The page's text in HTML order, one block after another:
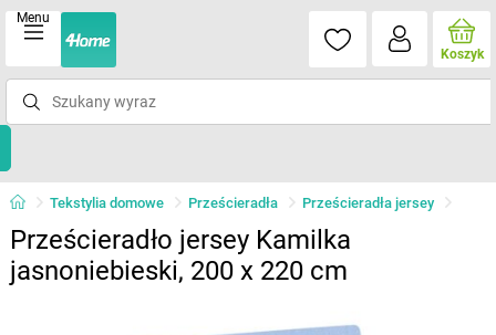
Menu
Koszyk
Tekstylia domowe Prześcieradła Prześcieradła jersey
Prześcieradło jersey Kamilka
jasnoniebieski, 200 x 220 cm